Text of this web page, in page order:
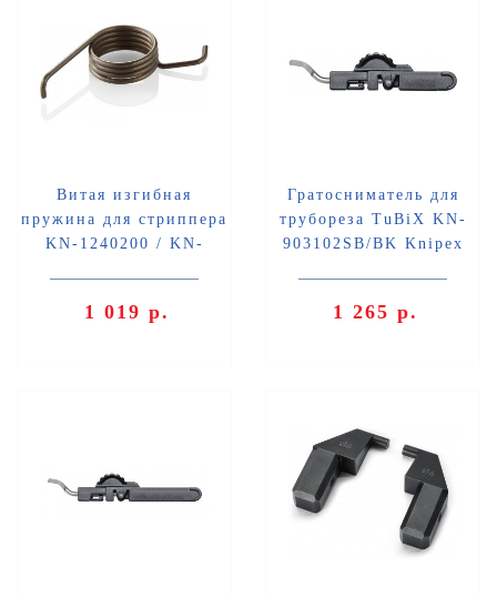
Витая изгибная
пружина для стриппера
KN-1240200 / KN-
1 019 р.
Гратосниматель для
трубореза TuBiX KN-
903102SB/BK Knipex
1 265 р.